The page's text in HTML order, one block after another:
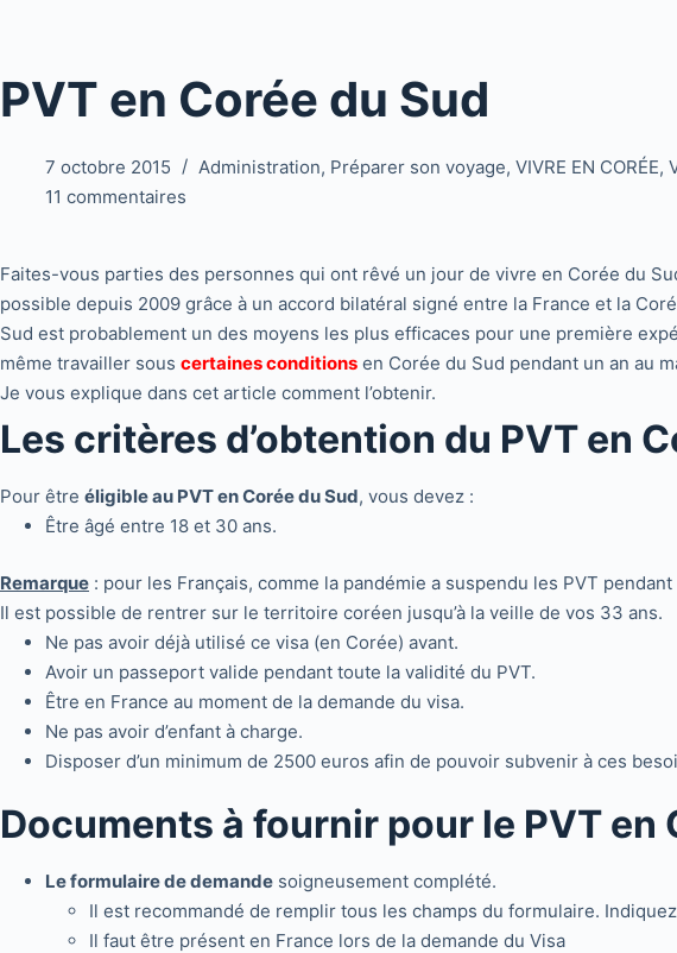
PVT en Corée du Sud
7 octobre 2015 Administration, Préparer son voyage, VIVRE EN CORÉE,
11 commentaires
Faites-vous parties des personnes qui ont rêvé un jour de vivre en Corée du
possible depuis 2009 grâce à un accord bilatéral signé entre la France et la
Sud est probablement un des moyens les plus efficaces pour une première
même travailler sous certaines conditions en Corée du Sud pendant un an au
Je vous explique dans cet article comment l’obtenir.
Les critères d’obtention du PVT en
Pour être éligible au PVT en Corée du Sud, vous devez :
Être âgé entre 18 et 30 ans.
Remarque : pour les Français, comme la pandémie a suspendu les PVT
Il est possible de rentrer sur le territoire coréen jusqu’à la veille de vos 33 ans.
Ne pas avoir déjà utilisé ce visa (en Corée) avant.
Avoir un passeport valide pendant toute la validité du PVT.
Être en France au moment de la demande du visa.
Ne pas avoir d’enfant à charge.
Disposer d’un minimum de 2500 euros afin de pouvoir subvenir à ces
Documents à fournir pour le PVT en
Le formulaire de demandesoigneusement complété.
Il est recommandé de remplir tous les champs du formulaire.
Il faut être présent en France lors de la demande du Visa